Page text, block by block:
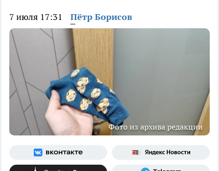
7 июля 17:31 Пётр Борисов
Фото из архива редакции